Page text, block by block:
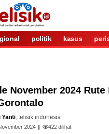
politik kasus
November 2024
Yanti, telisik indonesia
2024 422dilihat